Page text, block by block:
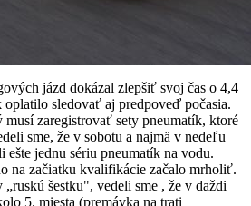
jázd dokázal zlepšiť svoj čas o 4,4
oplatilo sledovať aj predpoveď počasia.
zaregistrovať sety pneumatík, ktoré
sme, že v sobotu a najmä v nedeľu
jednu sériu pneumatík na vodu.
na začiatku kvalifikácie začalo mrholiť.
šestku", vedeli sme , že v daždi
5. miesta (premávka na trati